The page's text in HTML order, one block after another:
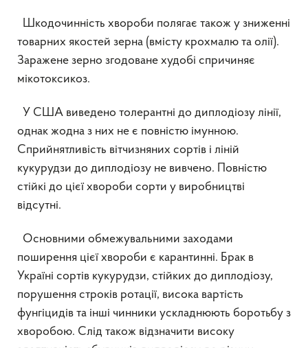
Шкодочинність хвороби полягає також у зниженні
товарних якостей зерна (вмісту крохмалю та олії).
Заражене зерно згодоване худобі спричиняє
мікотоксикоз.
У США виведено толерантні до диплодіозу лінії,
однак жодна з них не є повністю імунною.
Сприйнятливість вітчизняних сортів і ліній
кукурудзи до диплодіозу не вивчено. Повністю
стійкі до цієї хвороби сорти у виробництві
відсутні.
Основними обмежувальними заходами
поширення цієї хвороби є карантинні. Брак в
Україні сортів кукурудзи, стійких до диплодіозу,
порушення строків ротації, висока вартість
фунгіцидів та інші чинники ускладнюють боротьбу з
хворобою. Слід також відзначити високу